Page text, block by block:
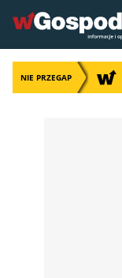
NIE PRZEGAP